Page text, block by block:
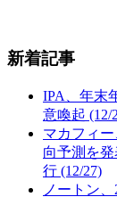
新着記事
IPA、年末
意喚起 (12/
マカフィ
向予測を
行 (12/27)
ノートン